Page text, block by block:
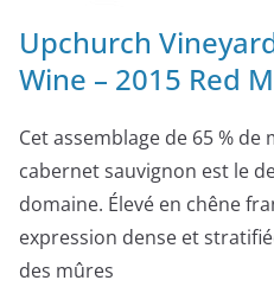
Upchurch
Wine – 2015 Red
Cet assemblage de 65 % de
cabernet sauvignon est le
domaine. Élevé en chêne
expression dense et
des mûres